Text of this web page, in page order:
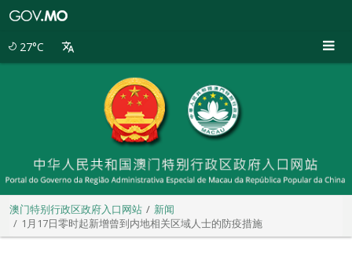
27°C
澳门特别行政区政府入口网站
新闻
1月17日零时起新增曾到内地相关区域人士的防疫措施